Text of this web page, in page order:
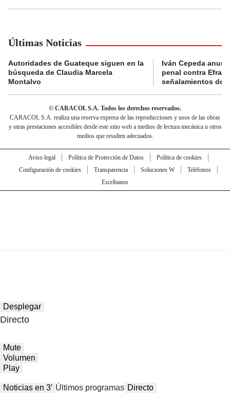
Últimas Noticias
Autoridades de Guateque siguen en la
búsqueda de Claudia Marcela
Montalvo
Iván Cepeda
penal contra
señalamientos de
© CARACOL S.A. Todos los derechos reservados.
CARACOL S.A. realiza una reserva expresa de las reproducciones y usos de las obras
y otras prestaciones accesibles desde este sitio web a medios de lectura mecánica u otros
medios que resulten adecuados.
Aviso legal Política de Protección de Datos
Política de cookies
Configuración de cookies
Transparencia Soluciones W
Teléfonos
Escríbanos
Desplegar
Directo
Mute
Volumen
Play
Noticias en 3′ Últimos programas Directo